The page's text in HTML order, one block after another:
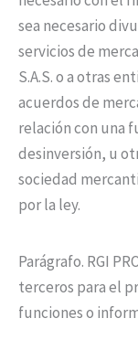
sea necesario
servicios de
S.A.S. o a otras
acuerdos de
relación con una
desinversión, u
sociedad
por la ley.
Parágrafo. RGI
terceros para el
funciones o